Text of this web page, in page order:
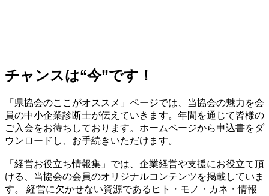
チャンスは“今”です！
「県協会のここがオススメ」ページでは、当協会の魅力を会
員の中小企業診断士が伝えていきます。年間を通じて皆様の
ご入会をお待ちしております。ホームページから申込書をダ
ウンロードし、お手続きいただけます。
「経営お役立ち情報集」では、企業経営や支援にお役立て頂
ける、当協会の会員のオリジナルコンテンツを掲載していま
す。 経営に欠かせない資源であるヒト・モノ・カネ・情報